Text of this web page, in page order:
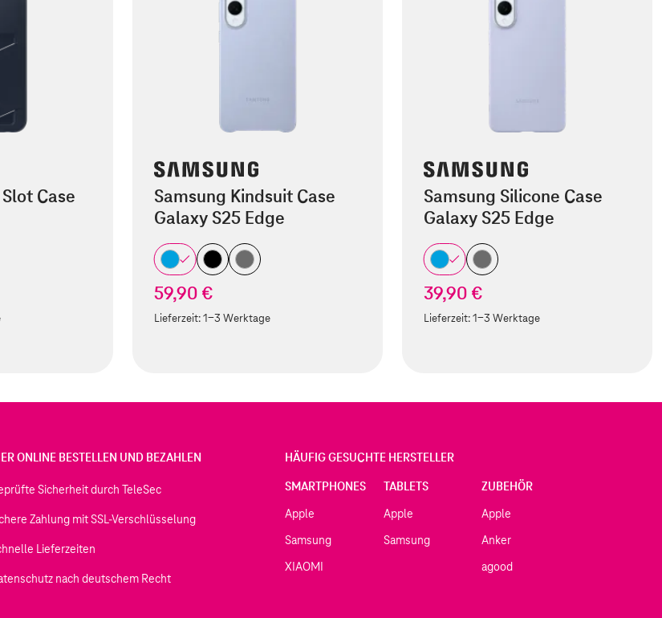
Case
Samsung Kindsuit Case
Galaxy S25 Edge
59,90 €
Lieferzeit:1-3 Werktage
Samsung Silicone Case
Galaxy S25 Edge
39,90 €
Lieferzeit:1-3 Werktage
ONLINE BESTELLEN UND BEZAHLEN
Sicherheit durch TeleSec
Zahlung mit SSL-Verschlüsselung
Lieferzeiten
nach deutschem Recht
HÄUFIG GESUCHTE HERSTELLER
SMARTPHONES
Apple
Samsung
XIAOMI
TABLETS
Apple
Samsung
ZUBEHÖR
Apple
Anker
agood